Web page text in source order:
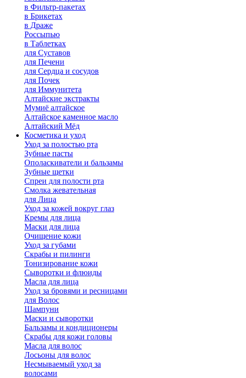
в Фильтр-пакетах
в Брикетах
в Драже
Россыпью
в Таблетках
для Cуставов
для Печени
для Сердца и сосудов
для Почек
для Иммунитета
Алтайские экстракты
Мумиё алтайское
Алтайское каменное масло
Алтайский Мёд
Косметика и уход
Уход за полостью рта
Зубные пасты
Ополаскиватели и бальзамы
Зубные щетки
Спреи для полости рта
Смолка жевательная
для Лица
Уход за кожей вокруг глаз
Кремы для лица
Маски для лица
Очищение кожи
Уход за губами
Скрабы и пилинги
Тонизирование кожи
Сыворотки и флюиды
Масла для лица
Уход за бровями и ресницами
для Волос
Шампуни
Маски и сыворотки
Бальзамы и кондиционеры
Скрабы для кожи головы
Масла для волос
Лосьоны для волос
Несмываемый уход за
волосами